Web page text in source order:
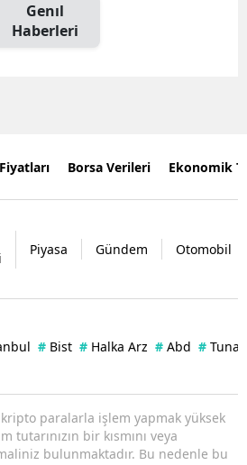
Genıl
Haberleri
Borsa Verileri Ekonomik
Piyasa Gündem Otomobil
# Bist # Halka Arz # Abd # Tuna
paralarla işlem yapmak yüksek
tutarınızın bir kısmını veya
bulunmaktadır. Bu nedenle bu